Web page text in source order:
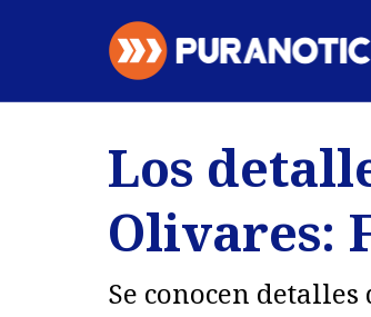
Regiones
Deportes
Los
Olivares:
Se conocen